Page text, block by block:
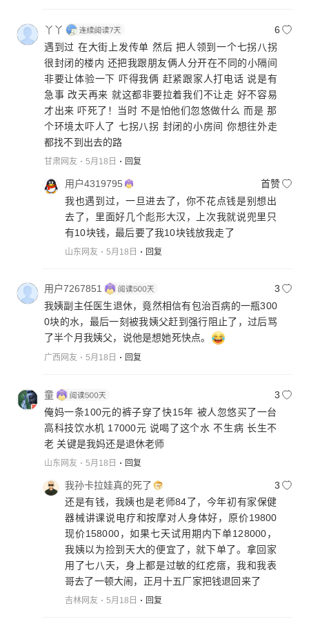
丫丫
6
遇到过 在大街上发传单 然后 把人领到一个七拐八拐
很封闭的楼内 还把我跟朋友俩人分开在不同的小隔间
非要让体验一下 吓得我俩 赶紧跟家人打电话 说是有
急事 改天再来 就这都非要拉着我们不让走 好不容易
才出来 吓死了！当时 不是怕他们忽悠做什么 而是 那
个环境太吓人了 七拐八拐 封闭的小房间 你想往外走
都找不到出去的路
甘肃网友 5月18日 回复
用户4319795
首赞
我也遇到过，一旦进去了，你不花点钱是别想出
去了，里面好几个彪形大汉，上次我就说兜里只
有10块钱，最后要了我10块钱放我走了
山东网友 5月18日 回复
用户7267851
3
我姨副主任医生退休，竟然相信有包治百病的一瓶300
0块的水，最后一刻被我姨父赶到强行阻止了，过后骂
了半个月我姨父，说他是想她死快点。
广西网友 5月18日 回复
童
3
俺妈一条100元的裤子穿了快15年 被人忽悠买了一台
高科技饮水机 17000元 说喝了这个水 不生病 长生不
老 关键是我妈还是退休老师
山东网友 5月18日 回复
我孙卡拉娃真的死了
3
还是有钱，我姨也是老师84了，今年初有家保健
器械讲课说电疗和按摩对人身体好，原价19800
现价158000，如果七天试用期内下单128000，
我姨以为捡到天大的便宜了，就下单了。拿回家
用了七八天，身上都是过敏的红疙瘩，我和我表
哥去了一顿大闹，正月十五厂家把钱退回来了
吉林网友 5月18日 回复